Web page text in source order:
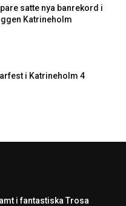
satte nya banrekord i
Katrineholm
i Katrineholm 4
i fantastiska Trosa